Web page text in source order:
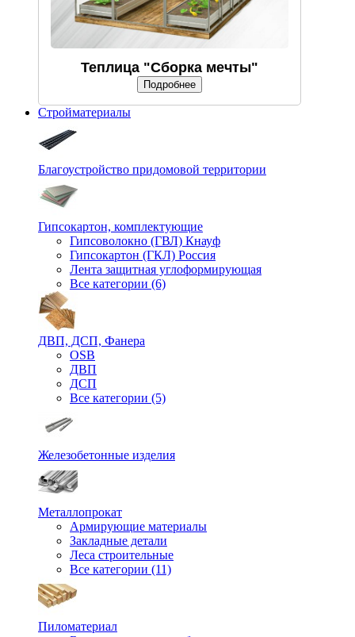
Теплица "Сборка мечты"
Подробнее
Стройматериалы
Благоустройство придомовой территории
Гипсокартон, комплектующие
Гипсоволокно (ГВЛ) Кнауф
Гипсокартон (ГКЛ) Россия
Лента защитная углоформирующая
Все категории (6)
ДВП, ДСП, Фанера
OSB
ДВП
ДСП
Все категории (5)
Железобетонные изделия
Металлопрокат
Армирующие материалы
Закладные детали
Леса строительные
Все категории (11)
Пиломатериал